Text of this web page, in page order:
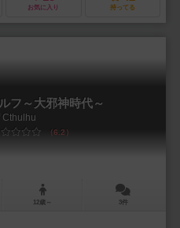
お気に入り 持ってる
フ～大邪神時代～
Cthulhu
6.2
12歳～ 3件